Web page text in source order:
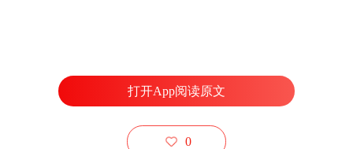
打开App阅读原文
0